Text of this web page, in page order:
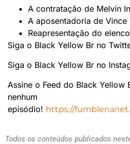
A contratação de Melvin
A aposentadoria de Vince
Reapresentação do
Siga o Black Yellow Br no
Siga o Black Yellow Br no
Assine o Feed do Black Yellow
nenhum
episódio! https://
Todos os conteúdos publicados